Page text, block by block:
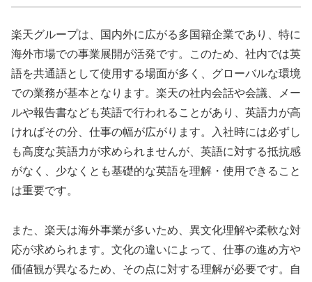
楽天グループは、国内外に広がる多国籍企業であり、特に
海外市場での事業展開が活発です。このため、社内では英
語を共通語として使用する場面が多く、グローバルな環境
での業務が基本となります。楽天の社内会話や会議、メー
ルや報告書なども英語で行われることがあり、英語力が高
ければその分、仕事の幅が広がります。入社時には必ずし
も高度な英語力が求められませんが、英語に対する抵抗感
がなく、少なくとも基礎的な英語を理解・使用できること
は重要です。
また、楽天は海外事業が多いため、異文化理解や柔軟な対
応が求められます。文化の違いによって、仕事の進め方や
価値観が異なるため、その点に対する理解が必要です。自